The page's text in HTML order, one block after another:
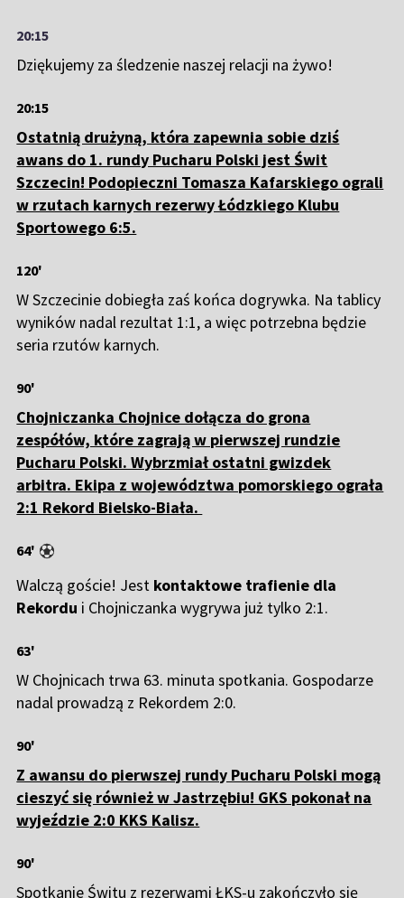
20:15
Dziękujemy za śledzenie naszej relacji na żywo!
20:15
Ostatnią drużyną, która zapewnia sobie dziś
awans do 1. rundy Pucharu Polski jest Świt
Szczecin! Podopieczni Tomasza Kafarskiego ograli
w rzutach karnych rezerwy Łódzkiego Klubu
Sportowego 6:5.
120'
W Szczecinie dobiegła zaś końca dogrywka. Na tablicy
wyników nadal rezultat 1:1, a więc potrzebna będzie
seria rzutów karnych.
90'
Chojniczanka Chojnice dołącza do grona
zespółów, które zagrają w pierwszej rundzie
Pucharu Polski. Wybrzmiał ostatni gwizdek
arbitra. Ekipa z województwa pomorskiego ograła
2:1 Rekord Bielsko-Biała.
64'
Walczą goście! Jest kontaktowe trafienie dla
Rekordu i Chojniczanka wygrywa już tylko 2:1.
63'
W Chojnicach trwa 63. minuta spotkania. Gospodarze
nadal prowadzą z Rekordem 2:0.
90'
Z awansu do pierwszej rundy Pucharu Polski mogą
cieszyć się również w Jastrzębiu! GKS pokonał na
wyjeździe 2:0 KKS Kalisz.
90'
Spotkanie Świtu z rezerwami ŁKS-u zakończyło się